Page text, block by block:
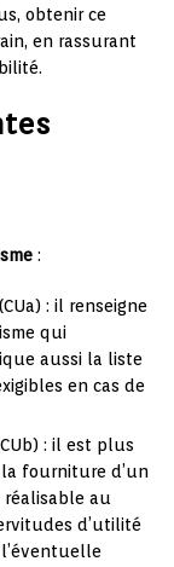
obtenir ce
en rassurant
:
: il renseigne
qui
aussi la liste
en cas de
: il est plus
fourniture d’un
réalisable au
d’utilité